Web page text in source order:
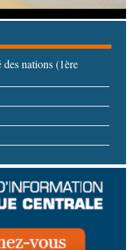
nations (1ère